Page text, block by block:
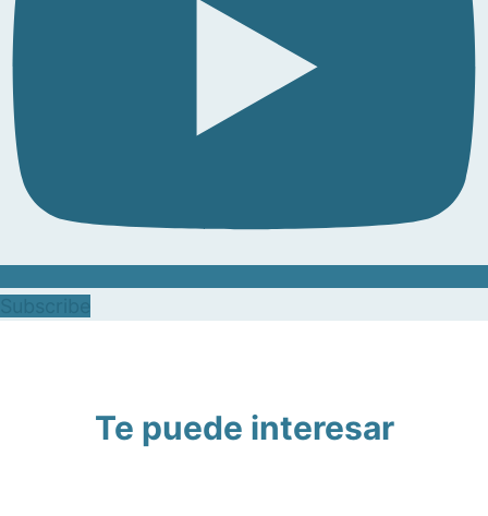
Te puede interesar